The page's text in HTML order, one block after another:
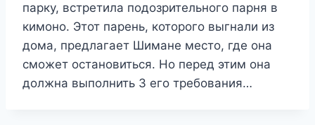
парку, встретила подозрительного парня в
кимоно. Этот парень, которого выгнали из
дома, предлагает Шимане место, где она
сможет остановиться. Но перед этим она
должна выполнить 3 его требования…